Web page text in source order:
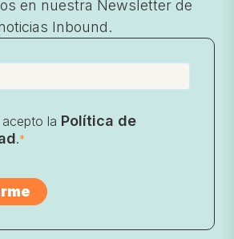
en nuestra Newsletter de
Inbound.
la Política de
.*